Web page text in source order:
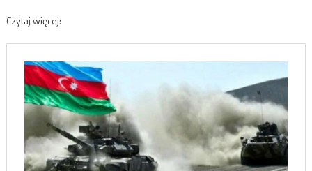
Czytaj więcej: